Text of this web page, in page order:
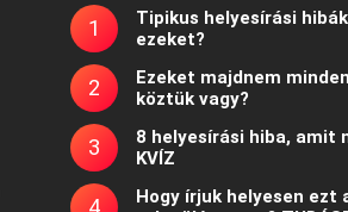
Tipikus helyesírási
ezeket?
Ezeket majdnem
köztük vagy?
8 helyesírási hiba, amit
KVÍZ
Hogy írjuk helyesen ezt